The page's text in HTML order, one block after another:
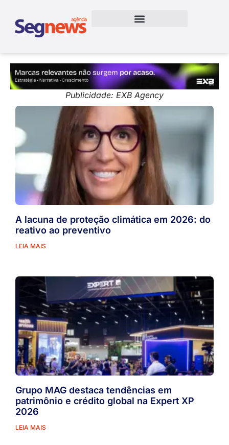
Publicidade: EXB Agency
A lacuna de proteção climática em 2026: do
reativo ao preventivo
LEIA MAIS
Grupo MAG destaca tendências em
patrimônio e crédito global na Expert XP
2026
LEIA MAIS